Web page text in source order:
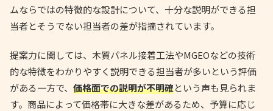
ムならではの特徴的な設計について、十分な説明ができる担
当者とそうでない担当者の差が指摘されています。
提案力に関しては、木質パネル接着工法やMGEOなどの技術
的な特徴をわかりやすく説明できる担当者が多いという評価
がある一方で、 価格面での説明が不明確という声も見られま
す。商品によって価格帯に大きな差があるため、予算に応じ